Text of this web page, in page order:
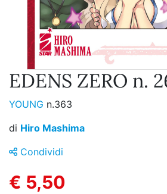
EDENS ZERO n.
YOUNG n.363
di Hiro Mashima
Condividi
€ 5,50